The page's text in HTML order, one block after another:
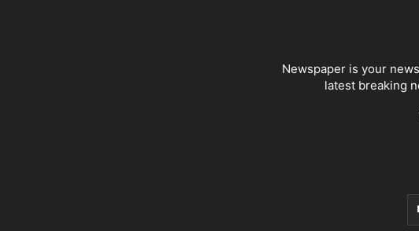
Newspaper is your
latest breaking